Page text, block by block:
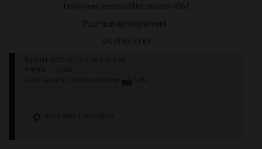
task=viewEventsList&locationId=4067
Pour tout renseignement :
04 78 65 63 63